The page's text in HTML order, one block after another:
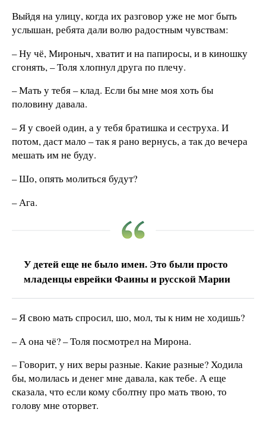
Выйдя на улицу, когда их разговор уже не мог быть
услышан, ребята дали волю радостным чувствам:
– Ну чё, Мироныч, хватит и на папиросы, и в киношку
сгонять, – Толя хлопнул друга по плечу.
– Мать у тебя – клад. Если бы мне моя хоть бы
половину давала.
– Я у своей один, а у тебя братишка и сеструха. И
потом, даст мало – так я рано вернусь, а так до вечера
мешать им не буду.
– Шо, опять молиться будут?
– Ага.
У детей еще не было имен. Это были просто
младенцы еврейки Фаины и русской Марии
– Я свою мать спросил, шо, мол, ты к ним не ходишь?
– А она чё? – Толя посмотрел на Мирона.
– Говорит, у них веры разные. Какие разные? Ходила
бы, молилась и денег мне давала, как тебе. А еще
сказала, что если кому сболтну про мать твою, то
голову мне оторвет.